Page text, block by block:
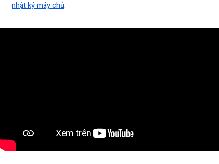
nhật ký máy chủ.